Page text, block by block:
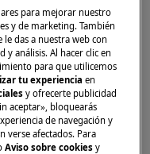
electrodomésticos,
son necesarias dos
y calzado
para mejorar nuestro
y de marketing. También
das a nuestra web con
y análisis. Al hacer clic en
para que utilicemos
tu experienciaen
y ofrecerte publicidad
aceptar», bloquearás
de navegación y
verse afectados. Para
Aviso sobre cookies y